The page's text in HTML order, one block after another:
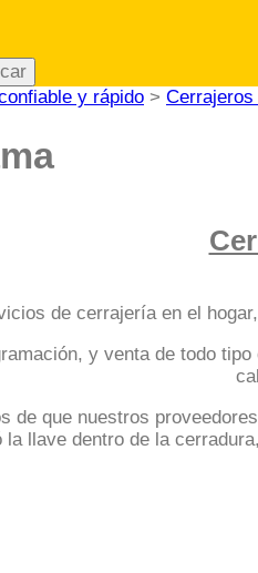
y rápido >
de cerrajería en el
y venta de todo
de que nuestros
llave dentro de la